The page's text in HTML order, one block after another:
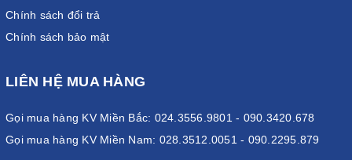
Chính sách đổi trả
Chính sách bảo mật
LIÊN HỆ MUA HÀNG
Gọi mua hàng KV Miền Bắc: 024.3556.9801 - 090.3420.678
Gọi mua hàng KV Miền Nam: 028.3512.0051 - 090.2295.879